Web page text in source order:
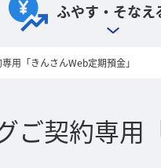
ふやす・そなえ
用「きんさんWeb定期預金」
契約専用